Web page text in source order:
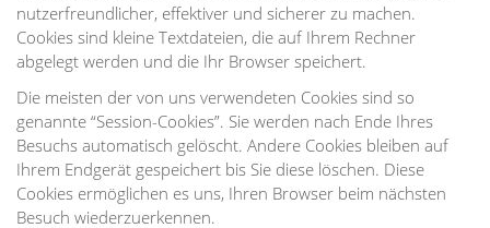
nutzerfreundlicher, effektiver und sicherer zu machen.
Cookies sind kleine Textdateien, die auf Ihrem Rechner
abgelegt werden und die Ihr Browser speichert.
Die meisten der von uns verwendeten Cookies sind so
genannte “Session-Cookies”. Sie werden nach Ende Ihres
Besuchs automatisch gelöscht. Andere Cookies bleiben auf
Ihrem Endgerät gespeichert bis Sie diese löschen. Diese
Cookies ermöglichen es uns, Ihren Browser beim nächsten
Besuch wiederzuerkennen.